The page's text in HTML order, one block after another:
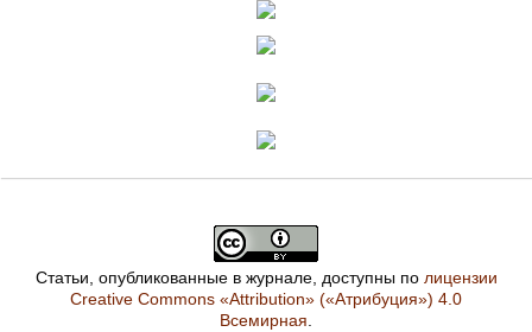
Статьи, опубликованные в журнале, доступны по лицензии
Creative Commons «Attribution» («Атрибуция») 4.0
Всемирная.